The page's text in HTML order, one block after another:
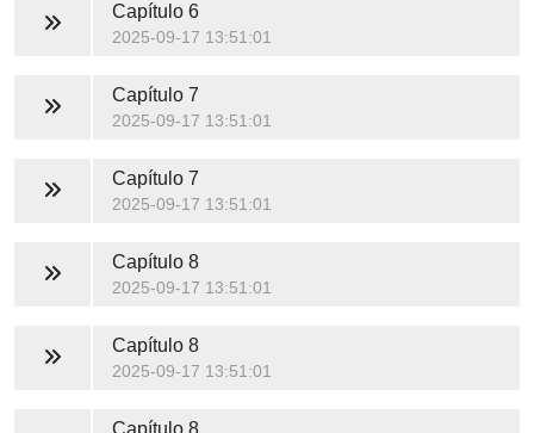
Capítulo 6
2025-09-17 13:51:01
Capítulo 7
2025-09-17 13:51:01
Capítulo 7
2025-09-17 13:51:01
Capítulo 8
2025-09-17 13:51:01
Capítulo 8
2025-09-17 13:51:01
Capítulo 8